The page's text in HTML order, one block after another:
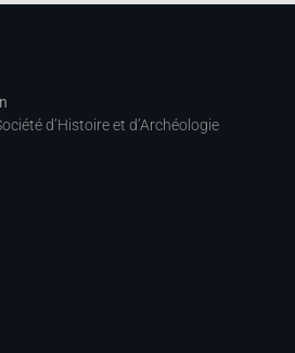
d’Histoire et d’Archéologie